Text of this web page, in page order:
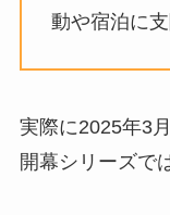
動や宿泊に
実際に2025年3
開幕シリーズで